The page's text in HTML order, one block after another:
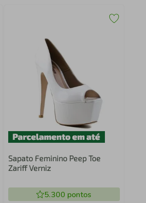
Sapato Feminino Peep Toe
Zariff Verniz
5.300 pontos